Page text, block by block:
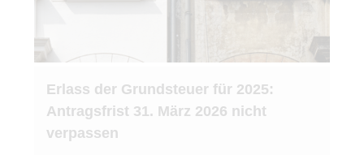
Erlass der Grundsteuer für 2025:
Antragsfrist 31. März 2026 nicht
verpassen